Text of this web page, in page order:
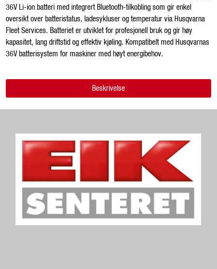
36V Li-ion batteri med integrert Bluetooth-tilkobling som gir enkel
oversikt over batteristatus, ladesykluser og temperatur via Husqvarna
Fleet Services. Batteriet er utviklet for profesjonell bruk og gir høy
kapasitet, lang driftstid og effektiv kjøling. Kompatibelt med Husqvarnas
36V batterisystem for maskiner med høyt energibehov.
Beskrivelse